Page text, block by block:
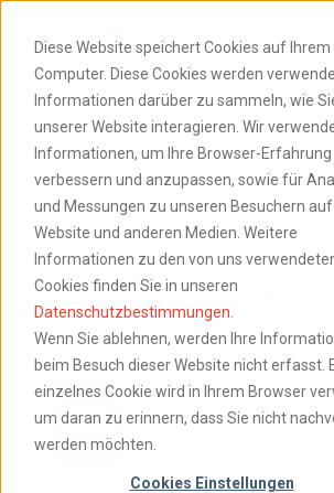
Diese Website speichert Cookies auf Ihrem
Computer. Diese Cookies werden
Informationen darüber zu sammeln, wie
unserer Website interagieren. Wir
Informationen, um Ihre Browser-Erfahrung
verbessern und anzupassen, sowie für
und Messungen zu unseren Besuchern
Website und anderen Medien. Weitere
Informationen zu den von uns
Cookies finden Sie in unseren
Datenschutzbestimmungen
Wenn Sie ablehnen, werden Ihre
beim Besuch dieser Website nicht erfasst.
einzelnes Cookie wird in Ihrem Browser
um daran zu erinnern, dass Sie nicht
werden möchten.
Cookies Einstellungen
Datasphere